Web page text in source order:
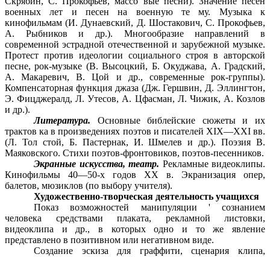
военных лет и песен на военную те му. Музыка к
кинофильмам (И. Дунаевский, Д. Шостакович, С. Прокофьев,
А. Рыбников и др.). Многообразие направлений в
современной эстрадной отечественной и зарубежной музыке.
Протест против идеологии социального строя в авторской
песне, рок-музыке (В. Высоцкий, Б. Окуджава, А. Градский,
А. Макаревич, В. Цой и др., современные рок-группы).
Компенсаторная функция джаза (Дж. Гершвин, Д. Эллингтон,
Э. Фицджералд, Л. Утесов, А. Цфасман, Л. Чижик, А. Козлов
и др.).
Литература. Основные библейские сюжеты и их
трактов ка в произведениях поэтов и писателей XIX—XXI вв.
(Л. Тол стой, Б. Пастернак, И. Шмелев и др.). Поэзия В.
Маяковского. Стихи поэтов-фронтовиков, поэтов-песенников.
Экранные искусства, театр. Рекламные видеоклипы.
Кинофильмы 40—50-х годов XX в. Экранизация опер,
балетов, мюзиклов (по выбору учителя).
Художественно-творческая деятельность учащихся
Показ возможностей манипуляции ' сознанием
человека средствами плаката, рекламной листовки,
видеоклипа и др., в которых одно и то же явление
представлено в позитивном или негативном виде.
Создание эскиза для граффити, сценария клипа,